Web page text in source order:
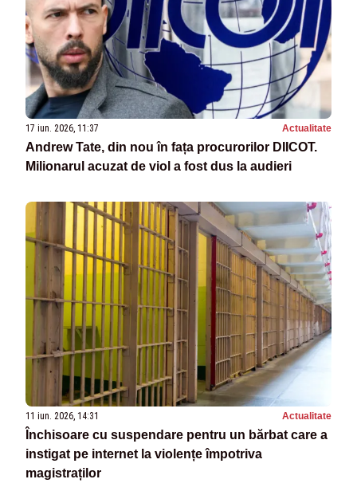
17 iun. 2026, 11:37 Actualitate
Andrew Tate, din nou în fața procurorilor DIICOT.
Milionarul acuzat de viol a fost dus la audieri
11 iun. 2026, 14:31 Actualitate
Închisoare cu suspendare pentru un bărbat care a
instigat pe internet la violențe împotriva
magistraților